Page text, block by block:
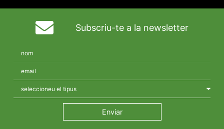
Subscriu-te a la newsletter